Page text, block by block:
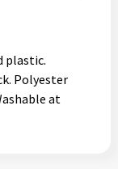
plastic.
Polyester
at